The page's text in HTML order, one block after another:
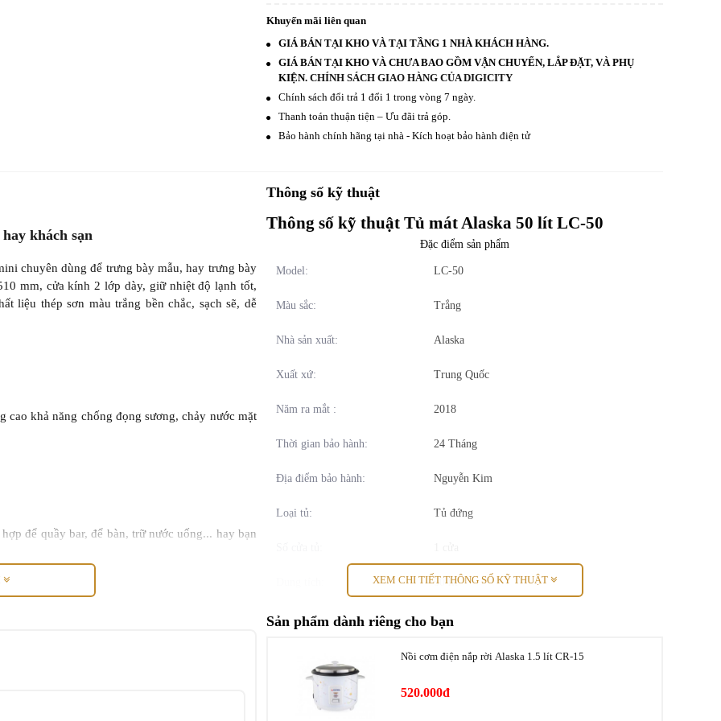
Khuyến mãi liên quan
GIÁ BÁN TẠI KHO VÀ TẠI TẦNG 1 NHÀ KHÁCH HÀNG.
GIÁ BÁN TẠI KHO VÀ CHƯA BAO GỒM VẬN CHUYỂN, LẮP ĐẶT, VÀ PHỤ
KIỆN. CHÍNH SÁCH GIAO HÀNG CỦA DIGICITY
Chính sách đổi trả 1 đổi 1 trong vòng 7 ngày.
Thanh toán thuận tiện – Ưu đãi trả góp.
Bảo hành chính hãng tại nhà - Kích hoạt bảo hành điện tử
khách sạn
chuyên dùng để trưng bày mẫu, hay trưng bày
mm, cửa kính 2 lớp dày, giữ nhiệt độ lạnh tốt,
liệu thép sơn màu trắng bền chắc, sạch sẽ, dễ
khả năng chống đọng sương, chảy nước mặt
để quầy bar, để bàn, trữ nước uống... hay bạn
Thông số kỹ thuật
Thông số kỹ thuật Tủ mát Alaska 50 lít LC-50
Đặc điểm sản phẩm
Model: LC-50
Màu sắc: Trắng
Nhà sản xuất: Alaska
Xuất xứ: Trung Quốc
Năm ra mắt : 2018
Thời gian bảo hành: 24 Tháng
Địa điểm bảo hành: Nguyễn Kim
Loại tủ: Tủ đứng
50 lít
Công suất: 85W
0°C ~ 10°C
Điện năng tiêu thụ: 0.23kW/24h
XEM CHI TIẾT THÔNG SỐ KỸ THUẬT
Sản phẩm dành riêng cho bạn
Nồi cơm điện nắp rời Alaska 1.5 lít CR-15
520.000đ